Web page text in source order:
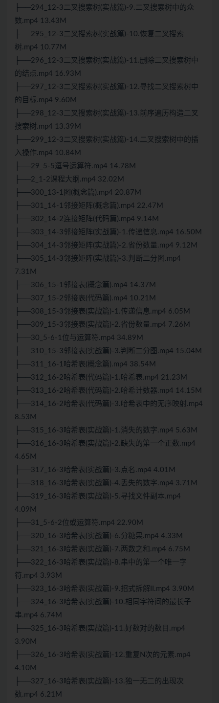
├──294_12-3二叉搜索树(实战篇)-9.二叉搜索树中的众
数.mp4 13.43M
├──295_12-3二叉搜索树(实战篇)-10.恢复二叉搜索
树.mp4 10.77M
├──296_12-3二叉搜索树(实战篇)-11.删除二叉搜索树中
的结点.mp4 16.93M
├──297_12-3二叉搜索树(实战篇)-12.寻找二叉搜索树中
的目标.mp4 9.60M
├──298_12-3二叉搜索树(实战篇)-13.前序遍历构造二叉
搜索树.mp4 13.39M
├──299_12-3二叉搜索树(实战篇)-14.二叉搜索树中的插
入操作.mp4 10.84M
├──29_5-5逗号运算符.mp4 14.78M
├──2_1-2课程大纲.mp4 32.02M
├──300_13-1图(概念篇).mp4 20.87M
├──301_14-1邻接矩阵(概念篇).mp4 22.47M
├──302_14-2连接矩阵(代码篇).mp4 9.14M
├──303_14-3邻接矩阵(实战篇)-1.传递信息.mp4 16.50M
├──304_14-3邻接矩阵(实战篇)-2.省份数量.mp4 9.12M
├──305_14-3邻接矩阵(实战篇)-3.判断二分图.mp4
7.31M
├──306_15-1邻接表(概念篇).mp4 14.37M
├──307_15-2邻接表(代码篇).mp4 10.21M
├──308_15-3邻接表(实战篇)-1.传递信息.mp4 6.05M
├──309_15-3邻接表(实战篇)-2.省份数量.mp4 7.26M
├──30_5-6-1位与运算符.mp4 34.89M
├──310_15-3邻接表(实战篇)-3.判断二分图.mp4 15.04M
├──311_16-1哈希表(概念篇).mp4 38.54M
├──312_16-2哈希表(代码篇)-1.哈希表.mp4 21.23M
├──313_16-2哈希表(代码篇)-2.哈希计数器.mp4 14.15M
├──314_16-2哈希表(代码篇)-3.哈希表中的无序映射.mp4
8.53M
├──315_16-3哈希表(实战篇)-1.消失的数字.mp4 5.63M
├──316_16-3哈希表(实战篇)-2.缺失的第一个正数.mp4
4.65M
├──317_16-3哈希表(实战篇)-3.点名.mp4 4.01M
├──318_16-3哈希表(实战篇)-4.丢失的数字.mp4 3.71M
├──319_16-3哈希表(实战篇)-5.寻找文件副本.mp4
4.09M
├──31_5-6-2位或运算符.mp4 22.90M
├──320_16-3哈希表(实战篇)-6.分糖果.mp4 4.33M
├──321_16-3哈希表(实战篇)-7.两数之和.mp4 6.75M
├──322_16-3哈希表(实战篇)-8.串中的第一个唯一字
符.mp4 3.93M
├──323_16-3哈希表(实战篇)-9.招式拆解II.mp4 3.90M
├──324_16-3哈希表(实战篇)-10.相同字符间的最长子
串.mp4 6.74M
├──325_16-3哈希表(实战篇)-11.好数对的数目.mp4
3.90M
├──326_16-3哈希表(实战篇)-12.重复N次的元素.mp4
4.10M
├──327_16-3哈希表(实战篇)-13.独一无二的出现次
数.mp4 6.21M